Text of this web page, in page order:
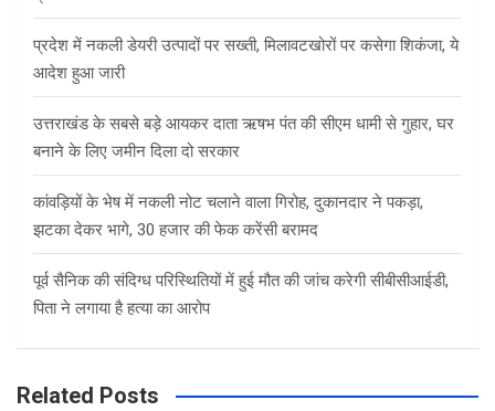
प्रदेश में नकली डेयरी उत्पादों पर सख्ती, मिलावटखोरों पर कसेगा शिकंजा, ये
आदेश हुआ जारी
उत्तराखंड के सबसे बड़े आयकर दाता ऋषभ पंत की सीएम धामी से गुहार, घर
बनाने के लिए जमीन दिला दो सरकार
कांवड़ियों के भेष में नकली नोट चलाने वाला गिरोह, दुकानदार ने पकड़ा,
झटका देकर भागे, 30 हजार की फेक करेंसी बरामद
पूर्व सैनिक की संदिग्ध परिस्थितियों में हुई मौत की जांच करेगी सीबीसीआईडी,
पिता ने लगाया है हत्या का आरोप
Related Posts